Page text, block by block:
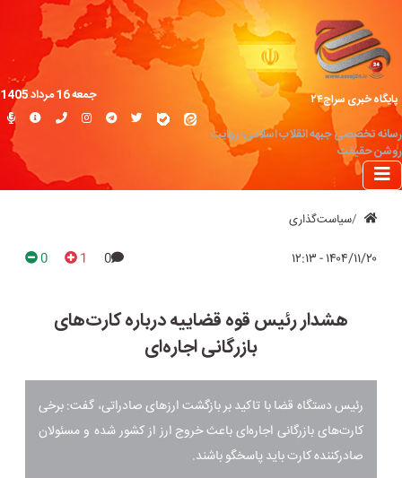
پایگاه خبری سراج۲۴
رسانه تخصصی جبهه انقلاب اسلامی؛ روایت
روشن حقیقت
جمعه 16 مرداد 1405
سیاست‌گذاری
۱۴۰۴/۱۱/۲۰ - ۱۲:۱۳ 0
1
0
هشدار رئیس قوه قضاییه درباره کارت‌های
بازرگانی اجاره‌ای
رئیس دستگاه قضا با تاکید بر بازگشت ارزهای صادراتی، گفت: برخی
کارت‌های بازرگانی اجاره‌ای باعث خروج ارز از کشور شده و مسئولان
صادرکننده کارت باید پاسخگو باشند.